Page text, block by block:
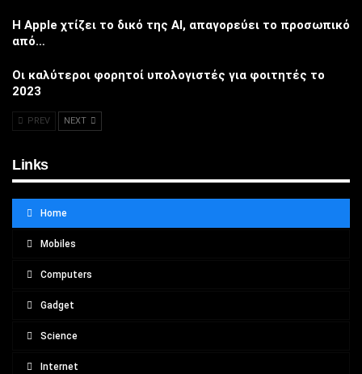
Η Apple χτίζει το δικό της AI, απαγορεύει το προσωπικό
από…
Οι καλύτεροι φορητοί υπολογιστές για φοιτητές το
2023
PREV NEXT
Links
Home
Mobiles
Computers
Gadget
Science
Internet